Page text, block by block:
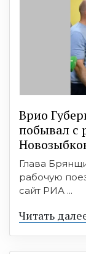
Врио
побывал с
Глава
рабочую
сайт РИА ...
Читать